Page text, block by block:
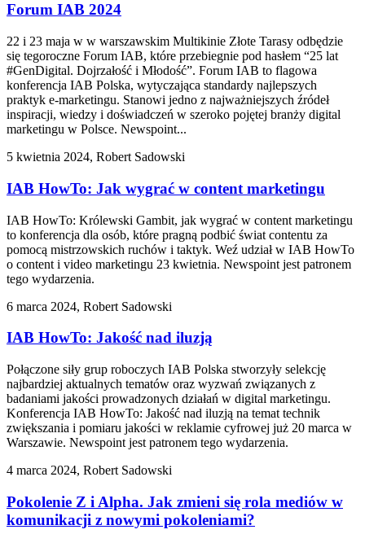
Forum IAB 2024
22 i 23 maja w w warszawskim Multikinie Złote Tarasy odbędzie
się tegoroczne Forum IAB, które przebiegnie pod hasłem “25 lat
#GenDigital. Dojrzałość i Młodość”. Forum IAB to flagowa
konferencja IAB Polska, wytyczająca standardy najlepszych
praktyk e-marketingu. Stanowi jedno z najważniejszych źródeł
inspiracji, wiedzy i doświadczeń w szeroko pojętej branży digital
marketingu w Polsce. Newspoint...
5 kwietnia 2024, Robert Sadowski
IAB HowTo: Jak wygrać w content marketingu
IAB HowTo: Królewski Gambit, jak wygrać w content marketingu
to konferencja dla osób, które pragną podbić świat contentu za
pomocą mistrzowskich ruchów i taktyk. Weź udział w IAB HowTo
o content i video marketingu 23 kwietnia. Newspoint jest patronem
tego wydarzenia.
6 marca 2024, Robert Sadowski
IAB HowTo: Jakość nad iluzją
Połączone siły grup roboczych IAB Polska stworzyły selekcję
najbardziej aktualnych tematów oraz wyzwań związanych z
badaniami jakości prowadzonych działań w digital marketingu.
Konferencja IAB HowTo: Jakość nad iluzją na temat technik
zwiększania i pomiaru jakości w reklamie cyfrowej już 20 marca w
Warszawie. Newspoint jest patronem tego wydarzenia.
4 marca 2024, Robert Sadowski
Pokolenie Z i Alpha. Jak zmieni się rola mediów w
komunikacji z nowymi pokoleniami?